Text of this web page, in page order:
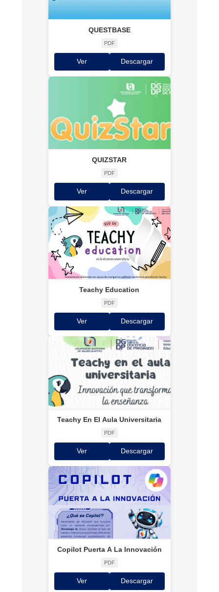
QUESTBASE
PDF
Ver Descargar
QUIZSTAR
PDF
Ver Descargar
Teachy Education
PDF
Ver Descargar
Teachy En El Aula Universitaria
PDF
Ver Descargar
Copilot Puerta A La Innovación
PDF
Ver Descargar